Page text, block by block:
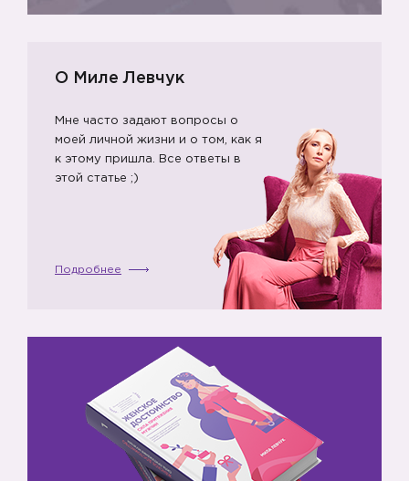
О Миле Левчук
Мне часто задают вопросы о
моей личной жизни и о том, как я
к этому пришла. Все ответы в
этой статье ;)
Подробнее